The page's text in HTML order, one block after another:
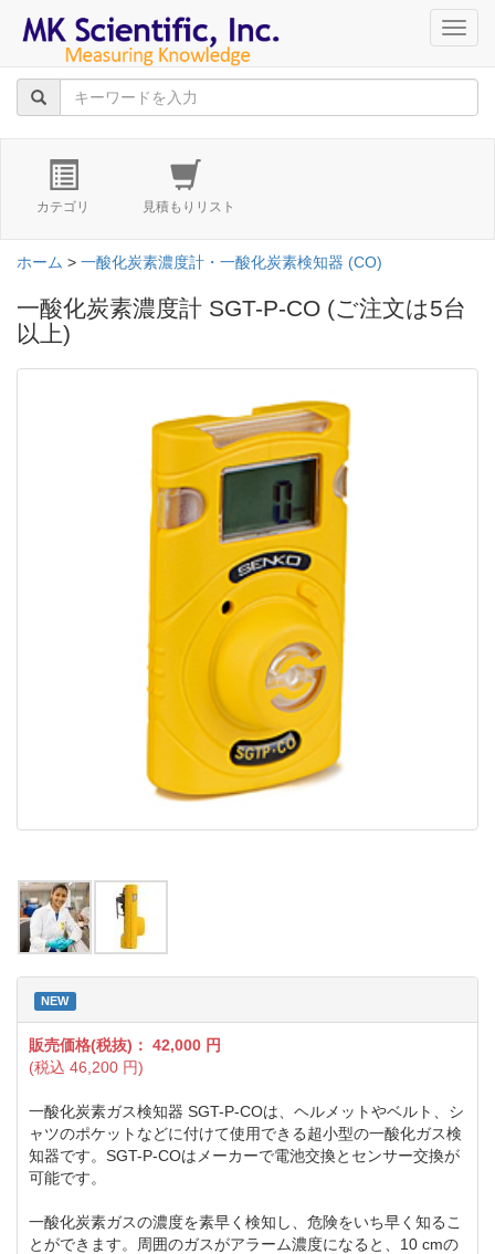
カテゴリ 見積もりリスト
ホーム > 一酸化炭素濃度計・一酸化炭素検知器 (CO)
一酸化炭素濃度計 SGT-P-CO (ご注文は5台
以上)
NEW
販売価格(税抜)： 42,000 円
(税込 46,200 円)
一酸化炭素ガス検知器 SGT-P-COは、ヘルメットやベルト、シ
ャツのポケットなどに付けて使用できる超小型の一酸化ガス検
知器です。SGT-P-COはメーカーで電池交換とセンサー交換が
可能です。
一酸化炭素ガスの濃度を素早く検知し、危険をいち早く知るこ
とができます。周囲のガスがアラーム濃度になると、10 cmの